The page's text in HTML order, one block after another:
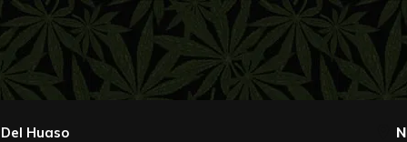
Huaso